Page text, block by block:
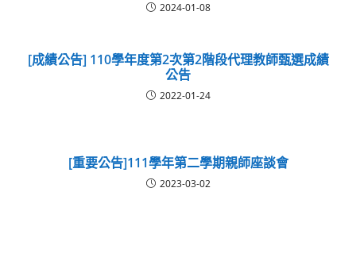
2024-01-08
[成績公告] 110學年度第2次第2階段代理教師甄選成績
公告
2022-01-24
[重要公告]111學年第二學期親師座談會
2023-03-02